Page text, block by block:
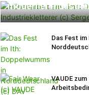
moderner
Das Fest
VAUDE